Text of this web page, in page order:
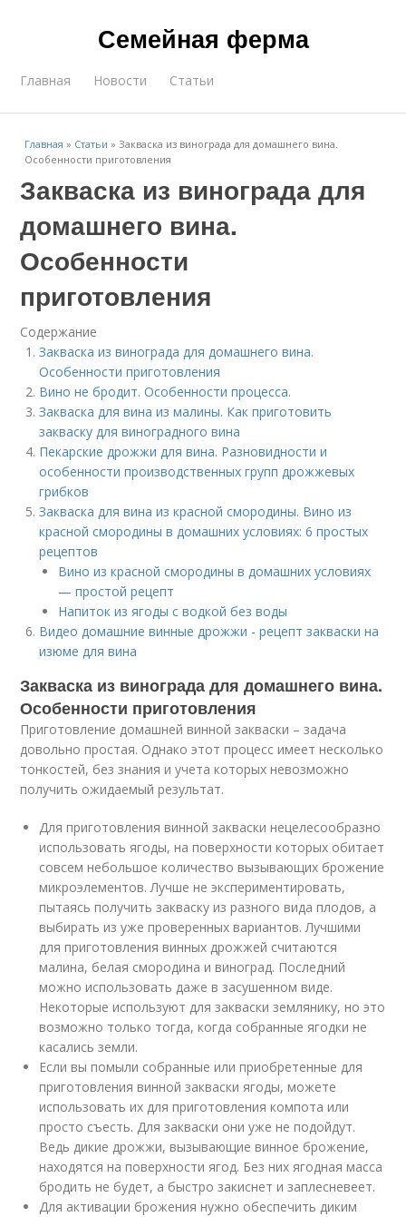
Семейная ферма
Главная Новости Статьи
Главная » Статьи »Закваска из винограда для домашнего вина.
Особенности приготовления
Закваска из винограда для
домашнего вина.
Особенности
приготовления
Содержание
Закваска из винограда для домашнего вина.
Особенности приготовления
Вино не бродит. Особенности процесса.
Закваска для вина из малины. Как приготовить
закваску для виноградного вина
Пекарские дрожжи для вина. Разновидности и
особенности производственных групп дрожжевых
грибков
Закваска для вина из красной смородины. Вино из
красной смородины в домашних условиях: 6 простых
рецептов
Вино из красной смородины в домашних условиях
— простой рецепт
Напиток из ягоды с водкой без воды
Видео домашние винные дрожжи - рецепт закваски на
изюме для вина
Закваска из винограда для домашнего вина.
Особенности приготовления
Приготовление домашней винной закваски – задача
довольно простая. Однако этот процесс имеет несколько
тонкостей, без знания и учета которых невозможно
получить ожидаемый результат.
Для приготовления винной закваски нецелесообразно
использовать ягоды, на поверхности которых обитает
совсем небольшое количество вызывающих брожение
микроэлементов. Лучше не экспериментировать,
пытаясь получить закваску из разного вида плодов, а
выбирать из уже проверенных вариантов. Лучшими
для приготовления винных дрожжей считаются
малина, белая смородина и виноград. Последний
можно использовать даже в засушенном виде.
Некоторые используют для закваски землянику, но это
возможно только тогда, когда собранные ягодки не
касались земли.
Если вы помыли собранные или приобретенные для
приготовления винной закваски ягоды, можете
использовать их для приготовления компота или
просто съесть. Для закваски они уже не подойдут.
Ведь дикие дрожжи, вызывающие винное брожение,
находятся на поверхности ягод. Без них ягодная масса
бродить не будет, а быстро закиснет и заплесневеет.
Для активации брожения нужно обеспечить диким